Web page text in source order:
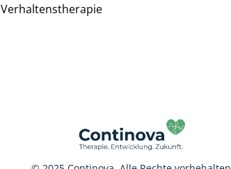
Verhaltenstherapie